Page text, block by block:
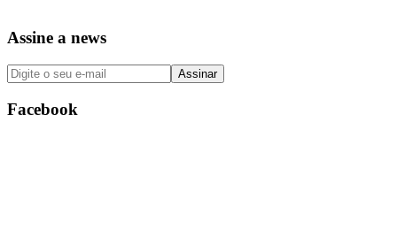
Assine a news
Facebook